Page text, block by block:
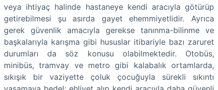
veya ihtiyaç halinde hastaneye kendi aracıyla götürüp
getirebilmesi şu asırda gayet ehemmiyetlidir. Ayrıca
gerek güvenlik amacıyla gerekse tanınma-bilinme ve
başkalarıyla karışma gibi hususlar itibariyle bazı zaruret
durumları da söz konusu olabilmektedir. Otobüs,
minibüs, tramvay ve metro gibi kalabalık ortamlarda,
sıkışık bir vaziyette çoluk çocuğuyla sürekli sıkıntı